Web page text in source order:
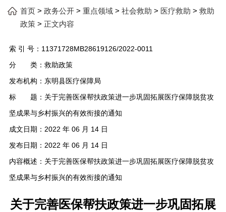
首页 > 政务公开 > 重点领域 > 社会救助 > 医疗救助 > 救助
政策 > 正文内容
索 引 号： 11371728MB28619126/2022-0011
分 类： 救助政策
发布机构： 东明县医疗保障局
标 题： 关于完善医保帮扶政策进一步巩固拓展医疗保障脱贫攻
坚成果与乡村振兴的有效衔接的通知
成文日期： 2022 年 06 月 14 日
发布日期： 2022 年 06 月 14 日
内容概述： 关于完善医保帮扶政策进一步巩固拓展医疗保障脱贫攻
坚成果与乡村振兴的有效衔接的通知
关于完善医保帮扶政策进一步巩固拓展